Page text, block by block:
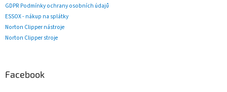
GDPR Podmínky ochrany osobních údajů
ESSOX - nákup na splátky
Norton Clipper nástroje
Norton Clipper stroje
Facebook